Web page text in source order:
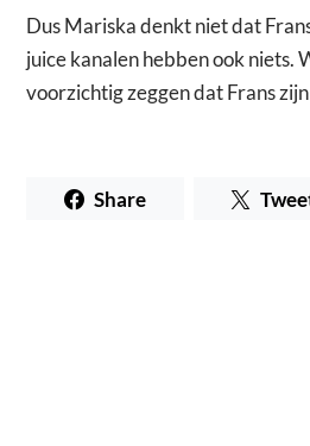
Dus Mariska denkt niet dat
juice kanalen hebben ook niets.
voorzichtig zeggen dat Frans
Share